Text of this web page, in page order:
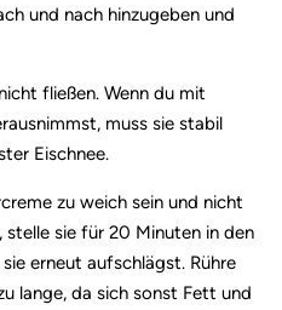
und nach hinzugeben und
fließen. Wenn du mit
muss sie stabil
Eischnee.
zu weich sein und nicht
stelle sie für 20 Minuten in den
erneut aufschlägst. Rühre
lange, da sich sonst Fett und